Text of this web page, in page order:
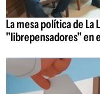
La mesa política de
"librepensadores" en